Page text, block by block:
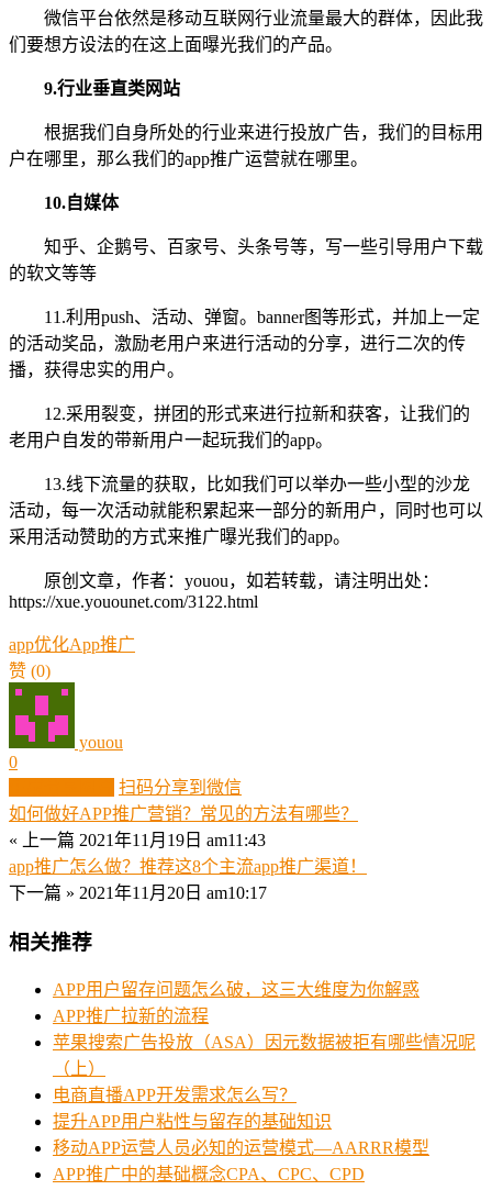
微信平台依然是移动互联网行业流量最大的群体，因此我
们要想方设法的在这上面曝光我们的产品。
9.行业垂直类网站
根据我们自身所处的行业来进行投放广告，我们的目标用
户在哪里，那么我们的app推广运营就在哪里。
10.自媒体
知乎、企鹅号、百家号、头条号等，写一些引导用户下载
的软文等等
11.利用push、活动、弹窗。banner图等形式，并加上一定
的活动奖品，激励老用户来进行活动的分享，进行二次的传
播，获得忠实的用户。
12.采用裂变，拼团的形式来进行拉新和获客，让我们的
老用户自发的带新用户一起玩我们的app。
13.线下流量的获取，比如我们可以举办一些小型的沙龙
活动，每一次活动就能积累起来一部分的新用户，同时也可以
采用活动赞助的方式来推广曝光我们的app。
原创文章，作者：youou，如若转载，请注明出处：
https://xue.youounet.com/3122.html
app优化App推广
赞 (0)
youou
0
扫码分享到微信
如何做好APP推广营销？常见的方法有哪些？
« 上一篇 2021年11月19日 am11:43
app推广怎么做？推荐这8个主流app推广渠道！
下一篇 » 2021年11月20日 am10:17
相关推荐
APP用户留存问题怎么破，这三大维度为你解惑
APP推广拉新的流程
苹果搜索广告投放（ASA）因元数据被拒有哪些情况呢
（上）
电商直播APP开发需求怎么写？
提升APP用户粘性与留存的基础知识
移动APP运营人员必知的运营模式—AARRR模型
APP推广中的基础概念CPA、CPC、CPD